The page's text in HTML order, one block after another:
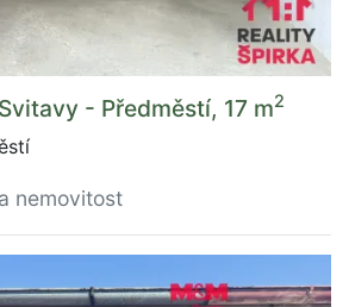
- Předměstí, 17 m2
nemovitost